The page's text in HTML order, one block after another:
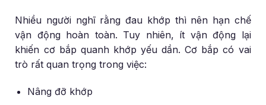
Nhiều người nghĩ rằng đau khớp thì nên hạn chế
vận động hoàn toàn. Tuy nhiên, ít vận động lại
khiến cơ bắp quanh khớp yếu dần. Cơ bắp có vai
trò rất quan trọng trong việc:
Nâng đỡ khớp